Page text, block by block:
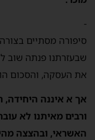
-
סיפורה מסתיים
שבעזרתנו פנתה שוב
את העסקה, והסכום
אך א איננה היחידה,
ורבים מאיתנו לא
האשראי, ובהצצה